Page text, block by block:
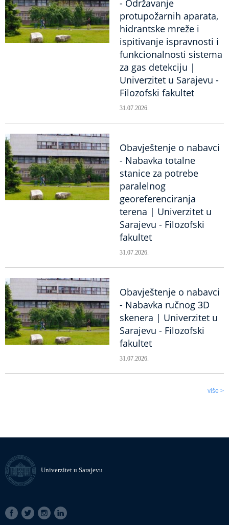
- Održavanje
protupožarnih aparata,
hidrantske mreže i
ispitivanje ispravnosti i
funkcionalnosti sistema
za gas detekciju |
Univerzitet u Sarajevu -
Filozofski fakultet
31.07.2026.
Obavještenje o nabavci
- Nabavka totalne
stanice za potrebe
paralelnog
georeferenciranja
terena | Univerzitet u
Sarajevu - Filozofski
fakultet
31.07.2026.
Obavještenje o nabavci
- Nabavka ručnog 3D
skenera | Univerzitet u
Sarajevu - Filozofski
fakultet
31.07.2026.
više >
Univerzitet u Sarajevu
SOCIAL
LINKS